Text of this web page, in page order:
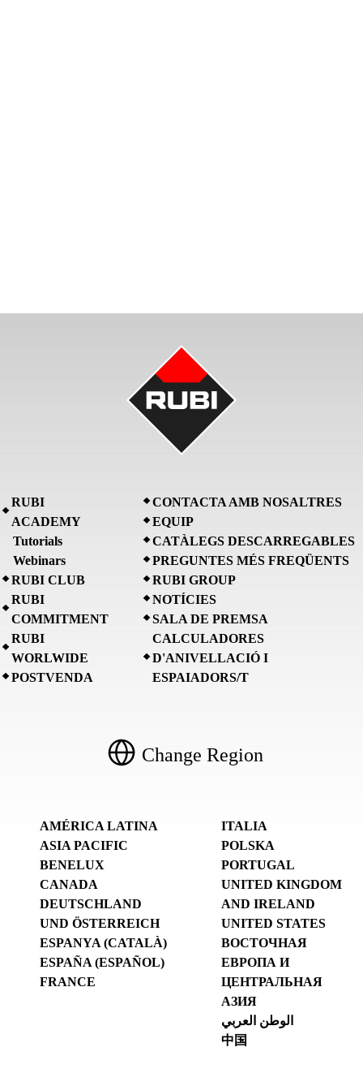
RUBI
ACADEMY
Tutorials
Webinars
RUBI CLUB
RUBI
COMMITMENT
RUBI
WORLWIDE
POSTVENDA
CONTACTA AMB NOSALTRES
EQUIP
CATÀLEGS DESCARREGABLES
PREGUNTES MÉS FREQÜENTS
RUBI GROUP
NOTÍCIES
SALA DE PREMSA
CALCULADORES
D'ANIVELLACIÓ I
ESPAIADORS/T
Change Region
AMÉRICA LATINA
ASIA PACIFIC
BENELUX
CANADA
DEUTSCHLAND
UND ÖSTERREICH
ESPANYA (CATALÀ)
ESPAÑA (ESPAÑOL)
FRANCE
ITALIA
POLSKA
PORTUGAL
UNITED KINGDOM
AND IRELAND
UNITED STATES
ВОСТОЧНАЯ
ЕВРОПА И
ЦЕНТРАЛЬНАЯ
АЗИЯ
الوطن العربي
中国